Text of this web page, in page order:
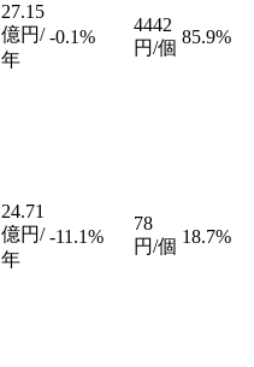
27.15
億円/
年
-0.1%
4442
円/個
85.9%
24.71
億円/
年
-11.1%
78
円/個 18.7%